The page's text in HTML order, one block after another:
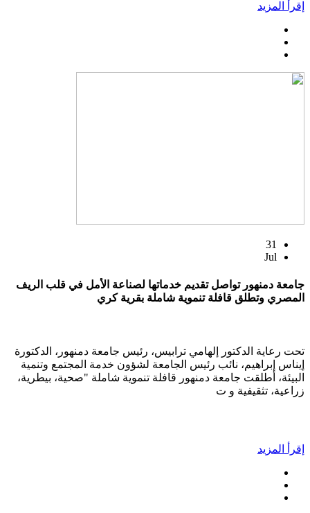
إقرأ المزيد
31
Jul
جامعة دمنهور تواصل تقديم خدماتها لصناعة الأمل في قلب الريف
المصري وتطلق قافلة تنموية شاملة بقرية كري
تحت رعاية الدكتور إلهامي ترابيس، رئيس جامعة دمنهور، الدكتورة
إيناس إبراهيم، نائب رئيس الجامعة لشؤون خدمة المجتمع وتنمية
البيئة، أطلقت جامعة دمنهور قافلة تنموية شاملة "صحية، بيطرية،
زراعية، تثقيفية و ت
إقرأ المزيد